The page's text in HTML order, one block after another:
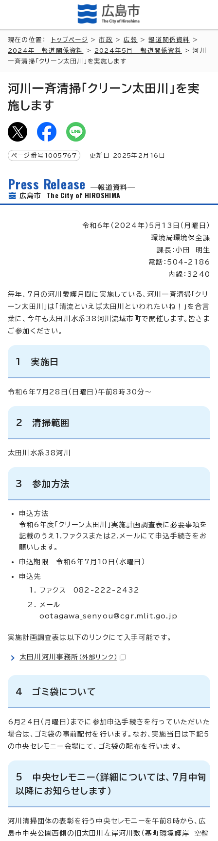
現在の位置： トップページ >市政 >広報 >報道関係資料
>
2024年 報道関係資料
> 2024年5月 報道関係資料
> 河川
一斉清掃「クリーン太田川」を実施します
河川一斉清掃「クリーン太田川」を実
施します
ページ番号 1005767 更新日 2025年2月 16 日
Press Release
報道資料
広島市 The City of HIROSHIMA
令和6年（2024年）5月13日（月曜日）
環境局環境保全課
課長：小田 明生
電話：504-2186
内線：3240
毎年、7月の河川愛護月間に実施している、河川一斉清掃「クリ
ーン太田川」は「清流といえば太田川といわれたいね！」を合言
葉に、今年も太田川水系38河川流域市町で開催します。皆さま
ご参加ください。
1 実施日
令和6年7月28日（日曜日）午前8時30分～
2 清掃範囲
太田川水系38河川
3 参加方法
申込方法
令和6年度「クリーン太田川」実施計画調査表に必要事項を
記載のうえ1.ファクスまたは2.メールにて申込手続きをお
願いします。
申込期限 令和6年7月10日（水曜日）
申込先
ファクス 082-222-2432
メール
ootagawa_senyou@cgr.mlit.go.jp
実施計画調査表は以下のリンクにて入手可能です。
太田川河川事務所 （外部リンク）
4 ゴミ袋について
6月24日（月曜日）までに参加申込手続きを行っていただいた
場合は、ゴミ袋の事前配付を行います。なお、実施当日は下記5
の中央セレモニー会場にて、ゴミ袋の配布を行います。
5 中央セレモニー（詳細については、7月中旬
以降にお知らせします）
河川清掃団体の表彰を行う中央セレモニーを午前8時から、広
島市中央公園西側の旧太田川左岸河川敷（基町環境護岸 空鞘